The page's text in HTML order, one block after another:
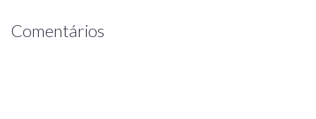
Comentários